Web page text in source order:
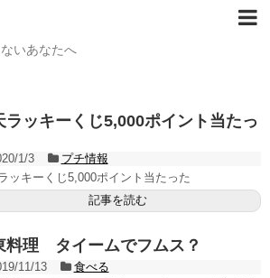
いあなたへ
ラッキーくじ5,000ポイント当たっ
1/3
プチ情報
ッキーくじ5,000ポイント当たった
記事を読む
料理 タイームでフムス？
11/13
食べる